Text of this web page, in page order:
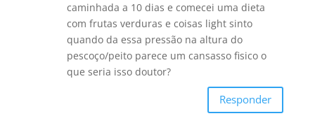
caminhada a 10 dias e comecei uma dieta
com frutas verduras e coisas light sinto
quando da essa pressão na altura do
pescoço/peito parece um cansasso fisico o
que seria isso doutor?
Responder